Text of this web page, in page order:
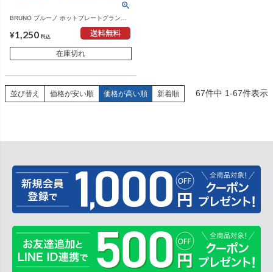
BRUNO ブルーノ ホットプレートグランデ
サイズ用 レシピブック レシピ本 30レシピ |
キッチン家電・ホットプレート
¥1,250 税込
在庫切れ
並び替え 価格が安い順 価格が高い順 新着順 67件中 1-67件表示